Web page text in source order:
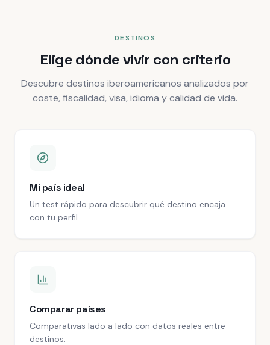
DESTINOS
Elige dónde vivir con criterio
Descubre destinos iberoamericanos analizados por
coste, fiscalidad, visa, idioma y calidad de vida.
Mi país ideal
Un test rápido para descubrir qué destino encaja
con tu perfil.
Comparar países
Comparativas lado a lado con datos reales entre
destinos.